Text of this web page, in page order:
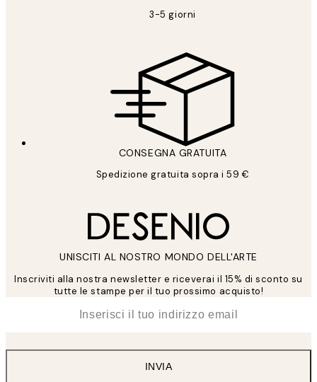
3-5 giorni
CONSEGNA GRATUITA
Spedizione gratuita sopra i 59 €
UNISCITI AL NOSTRO MONDO DELL'ARTE
Inscriviti alla nostra newsletter e riceverai il 15% di sconto su
tutte le stampe per il tuo prossimo acquisto!
INVIA